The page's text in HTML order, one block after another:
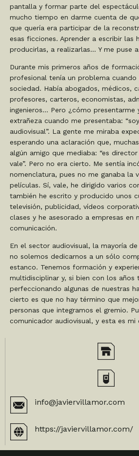
pantalla y formar parte del
mucho tiempo en darme cuenta de
que quería era participar de la
esas ficciones. Aprender a escribir las
producirlas, a realizarlas… Y me puse
Durante mis primeros años de
profesional tenía un problema cuando
sociedad. Había abogados, médicos,
profesores, carteros, economistas,
ingenieros… Pero ¿cómo presentarme
extrañeza cuando me presentaba:
audiovisual”. La gente me miraba
esperando una aclaración que,
algún amigo que mediaba: “es director
vale”. Pero no era cierto. Me sentía
nomenclatura, pues no me ganaba la
películas. Sí, vale, he dirigido varios
también he escrito y producido unos
televisión, publicidad, vídeos
clases y he asesorado a empresas en
comunicación.
En el sector audiovisual, la mayoría
no solemos dedicarnos a un sólo
estanco. Tenemos formación y
multidisciplinar y, si bien con los años
perfeccionando algunas de nuestras
cierto es que no hay término que
personas que integramos el gremio.
comunicador audiovisual, y esta es mi
info@javiervillamor.com
https://javiervillamor.com/